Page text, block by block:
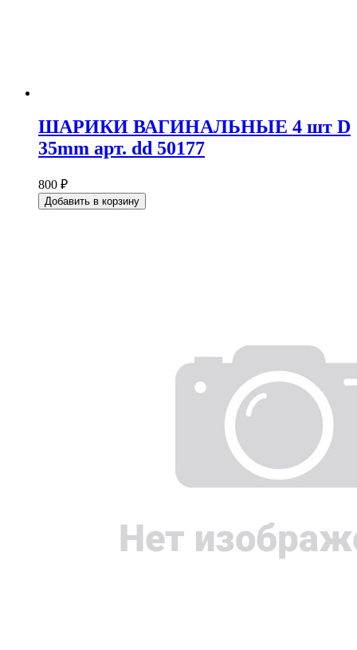
ШАРИКИ ВАГИНАЛЬНЫЕ 4 шт D
35mm арт. dd 50177
800 ₽
Добавить в корзину